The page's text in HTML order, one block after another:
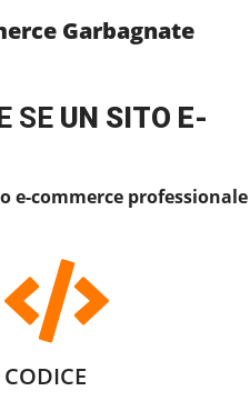
Garbagnate
SE UN SITO E-
e-commerce professionale
CODICE